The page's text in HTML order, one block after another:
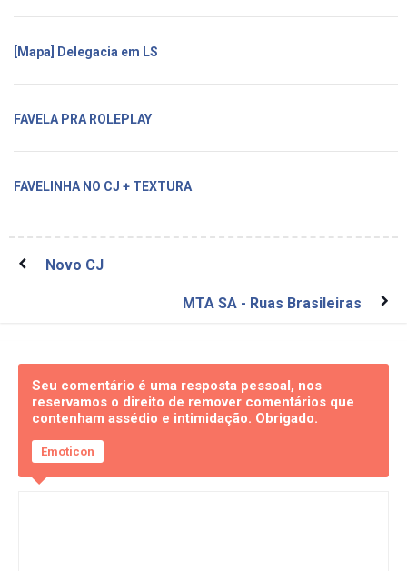
[Mapa] Delegacia em LS
FAVELA PRA ROLEPLAY
FAVELINHA NO CJ + TEXTURA
Novo CJ
MTA SA - Ruas Brasileiras
Seu comentário é uma resposta pessoal, nos
reservamos o direito de remover comentários que
contenham assédio e intimidação. Obrigado.
Emoticon